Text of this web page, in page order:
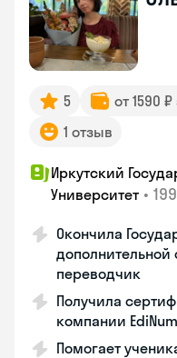
5 от 1590
1 отзыв
Иркутский
Университет •
Окончила
дополнительной
переводчик
Получила
компании
Помогает